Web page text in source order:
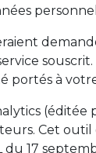
portés à
(éditée
Cet
17